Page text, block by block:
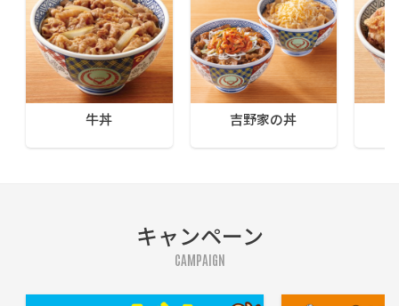
牛丼 吉野家の丼
キャンペーン
CAMPAIGN